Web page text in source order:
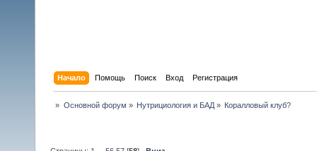
Начало Помощь Поиск Вход Регистрация
» Основной форум » Нутрициология и БАД » Коралловый клуб?